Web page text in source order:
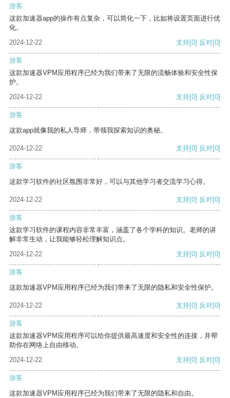
游客
这款加速器app的操作有点复杂，可以简化一下，比如将设置页面进行优
化。
2024-12-22
支持[0] 反对[0]
游客
这款加速器VPM应用程序已经为我们带来了无限的流畅体验和安全性保
护。
2024-12-22
支持[0] 反对[0]
游客
这款app就像我的私人导师，带领我探索知识的奥秘。
2024-12-22 支持[0] 反对[0]
游客
这款学习软件的社区氛围非常好，可以与其他学习者交流学习心得。
2024-12-22 支持[0] 反对[0]
游客
这款学习软件的课程内容非常丰富，涵盖了各个学科的知识。老师的讲
解非常生动，让我能够轻松理解知识点。
2024-12-22
支持[0] 反对[0]
游客
这款加速器VPM应用程序已经为我们带来了无限的隐私和安全性保护。
2024-12-22 支持[0] 反对[0]
游客
这款加速器VPM应用程序可以给你提供最高速度和安全性的连接，并帮
助你在网络上自由移动。
2024-12-22
支持[0] 反对[0]
游客
这款加速器VPM应用程序已经为我们带来了无限的隐私和自由。